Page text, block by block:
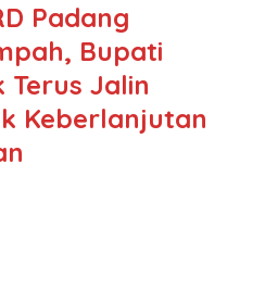
Padang
Bupati
Jalin
Keberlanjutan